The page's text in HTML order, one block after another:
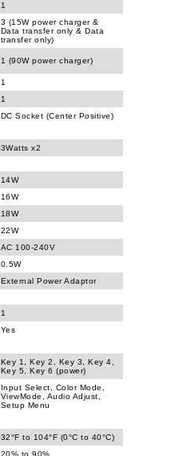
1
3 (15W power charger &
Data transfer only & Data
transfer only)
1 (90W power charger)
1
1
DC Socket (Center Positive)
3Watts x2
14W
16W
18W
22W
AC 100-240V
0.5W
External Power Adaptor
1
Yes
Key 1, Key 2, Key 3, Key 4,
Key 5, Key 6 (power)
Input Select, Color Mode,
ViewMode, Audio Adjust,
Setup Menu
32°F to 104°F (0°C to 40°C)